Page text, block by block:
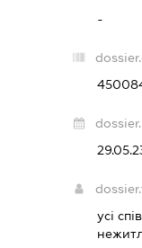
-
усі